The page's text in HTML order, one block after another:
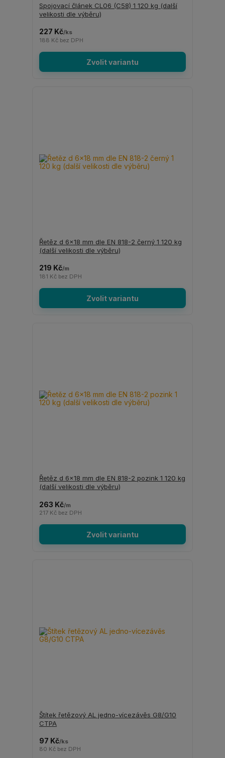
Spojovací článek CL06 (C58) 1 120 kg (další
velikosti dle výběru)
227 Kč/ks
188 Kč bez DPH
Zvolit variantu
Řetěz d 6x18 mm dle EN 818-2 černý 1 120 kg
(další velikosti dle výběru)
219 Kč/m
181 Kč bez DPH
Zvolit variantu
Řetěz d 6x18 mm dle EN 818-2 pozink 1 120 kg
(další velikosti dle výběru)
263 Kč/m
217 Kč bez DPH
Zvolit variantu
Štítek řetězový AL jedno-vícezávěs G8/G10
CTPA
97 Kč/ks
80 Kč bez DPH